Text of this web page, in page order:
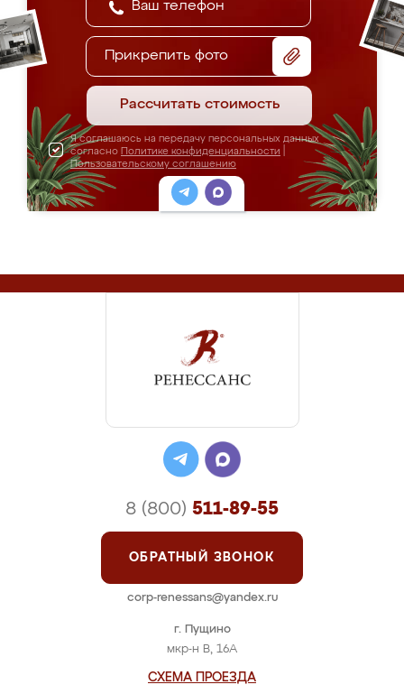
Прикрепить фото
Рассчитать стоимость
Я соглашаюсь на передачу персональных данных
согласно Политике конфиденциальности
Пользовательскому соглашению
г. Пущино
мкр-н В, 16А
СХЕМА ПРОЕЗДА
8 (800) 511-89-55
ОБРАТНЫЙ ЗВОНОК
corp-renessans@yandex.ru